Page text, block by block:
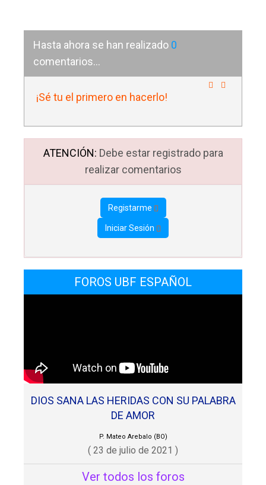
Hasta ahora se han realizado 0
comentarios...
¡Sé tu el primero en hacerlo!
ATENCIÓN: Debe estar registrado para
realizar comentarios
Registarme
Iniciar Sesión
FOROS UBF ESPAÑOL
DIOS SANA LAS HERIDAS CON SU PALABRA
DE AMOR
P. Mateo Arebalo (BO)
( 23 de julio de 2021 )
Ver todos los foros